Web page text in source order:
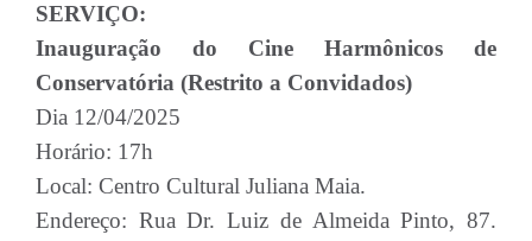
SERVIÇO:
Inauguração do Cine Harmônicos de
Conservatória (Restrito a Convidados)
Dia 12/04/2025
Horário: 17h
Local: Centro Cultural Juliana Maia.
Endereço: Rua Dr. Luiz de Almeida Pinto, 87.